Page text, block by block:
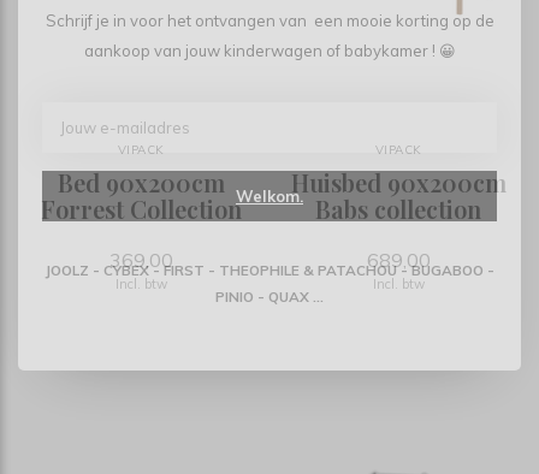
VIPACK
Bed 90x200cm
Forrest Collection
369,00
Incl. btw
VIPACK
Huisbed 90x200cm
Babs collection
689,00
Incl. btw
Schrijf je in voor het ontvangen van een mooie korting op de
aankoop van jouw kinderwagen of babykamer ! 😀
Welkom.
JOOLZ - CYBEX - FIRST - THEOPHILE & PATACHOU - BUGABOO -
PINIO - QUAX ...